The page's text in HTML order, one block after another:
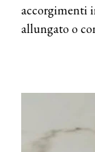
accorgimenti
allungato o